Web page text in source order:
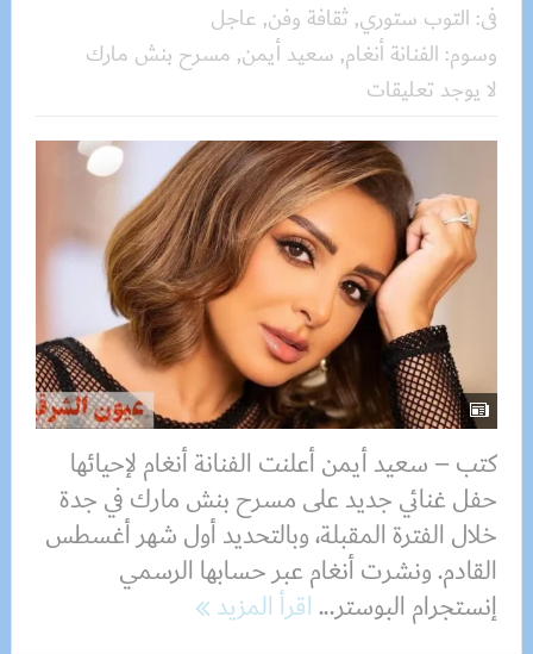
فى: التوب ستوري, ثقافة وفن, عاجل
وسوم: الفنانة أنغام, سعيد أيمن, مسرح بنش مارك
لا يوجد تعليقات
كتب – سعيد أيمن أعلنت الفنانة أنغام لإحيائها
حفل غنائي جديد على مسرح بنش مارك في جدة
خلال الفترة المقبلة، وبالتحديد أول شهر أغسطس
القادم. ونشرت أنغام عبر حسابها الرسمي
إنستجرام البوستر...اقرأ المزيد